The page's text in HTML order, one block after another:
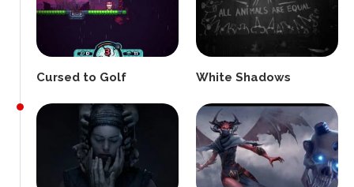
Cursed to Golf White Shadows